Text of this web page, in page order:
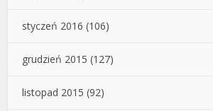
styczeń 2016 (106)
grudzień 2015 (127)
listopad 2015 (92)